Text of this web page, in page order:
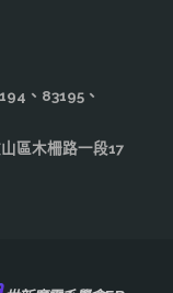
、83195、
區木柵路一段17